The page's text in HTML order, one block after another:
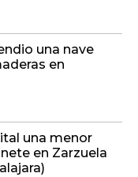
una nave
en
una menor
en Zarzuela